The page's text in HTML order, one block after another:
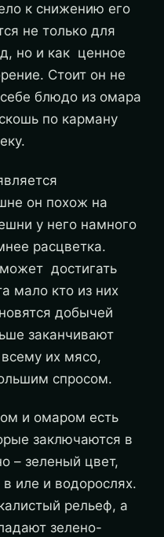
к снижению его
не только для
но и как ценное
Стоит он не
блюдо из омара
по карману
он похож на
у него намного
расцветка.
достигать
мало кто из них
добычей
заканчивают
их мясо,
спросом.
и омаром есть
заключаются в
– зеленый цвет,
иле и водорослях.
рельеф, а
зелено-